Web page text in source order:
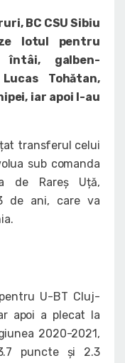
BC CSU Sibiu
lotul pentru
întâi, galben-
Tohătan,
iar apoi l-au
transferul celui
sub comanda
de Rareș Uță,
de ani, care va
U-BT Cluj-
apoi a plecat la
2020-2021,
puncte și 2.3